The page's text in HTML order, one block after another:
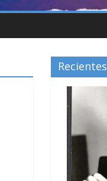
Recientes